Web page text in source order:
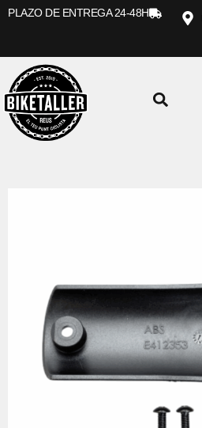
PLAZO DE ENTREGA 24-48H